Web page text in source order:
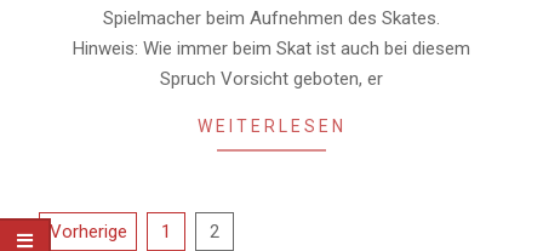
Spielmacher beim Aufnehmen des Skates.
Hinweis: Wie immer beim Skat ist auch bei diesem
Spruch Vorsicht geboten, er
WEITERLESEN
Seitennummerierung
Vorherige 1 2